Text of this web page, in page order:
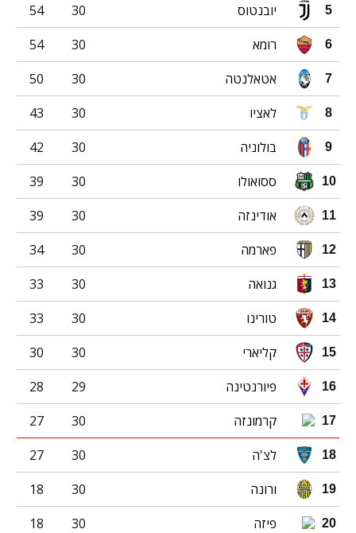
5 יובנטוס 30
54
6 רומא 30
54
7 אטאלנטה 30
50
8 לאציו 30
43
9 בולוניה 30
42
10 ססואולו 30
39
11 אודינזה 30
39
12 פארמה 30
34
13 גנואה 30
33
14 טורינו 30
33
15 קליארי 30
30
16 פיורנטינה 29
28
17 קרמונזה 30
27
18 לצ'ה 30
27
19 ורונה 30
18
20 פיזה 30
18